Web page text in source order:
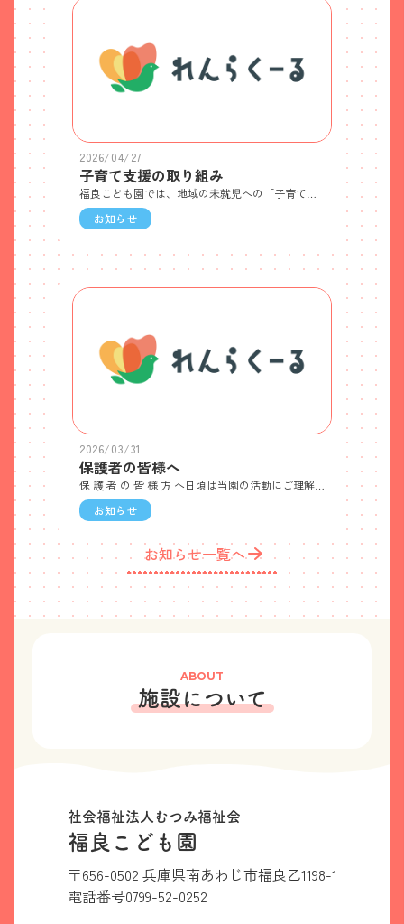
2026/04/27
子育て支援の取り組み
お知らせ
2026/03/31
保護者の皆様へ
お知らせ
お知らせ一覧へ
ABOUT
施設について
社会福祉法人むつみ福祉会
福良こども園
〒656-0502 兵庫県南あわじ市福良乙1198-1
電話番号0799-52-0252